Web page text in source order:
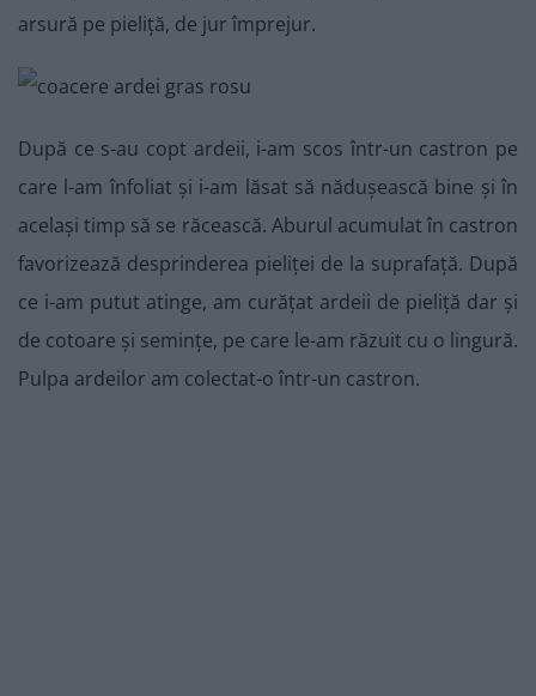
arsură pe pieliță, de jur împrejur.
După ce s-au copt ardeii, i-am scos într-un castron pe
care l-am înfoliat și i-am lăsat să nădușească bine și în
același timp să se răcească. Aburul acumulat în castron
favorizează desprinderea pieliței de la suprafață. După
ce i-am putut atinge, am curățat ardeii de pieliță dar și
de cotoare și semințe, pe care le-am răzuit cu o lingură.
Pulpa ardeilor am colectat-o într-un castron.